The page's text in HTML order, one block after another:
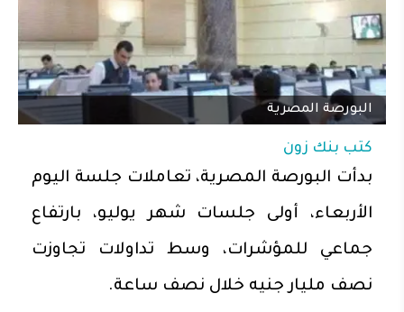
البورصة المصرية
كتب بنك زون
بدأت البورصة المصرية، تعاملات جلسة اليوم
الأربعاء، أولى جلسات شهر يوليو، بارتفاع
جماعي للمؤشرات، وسط تداولات تجاوزت
نصف مليار جنيه خلال نصف ساعة.